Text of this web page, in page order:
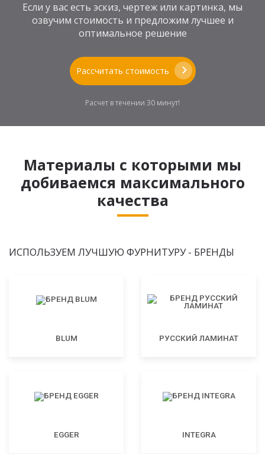
Если у вас есть эскиз, чертеж или картинка, мы
озвучим стоимость и предложим лучшее и
оптимальное решение
Рассчитать стоимость
Расчет в течении 30 минут!
Материалы с которыми мы
добиваемся максимального
качества
ИСПОЛЬЗУЕМ ЛУЧШУЮ ФУРНИТУРУ - БРЕНДЫ
BLUM РУССКИЙ ЛАМИНАТ
EGGER INTEGRA